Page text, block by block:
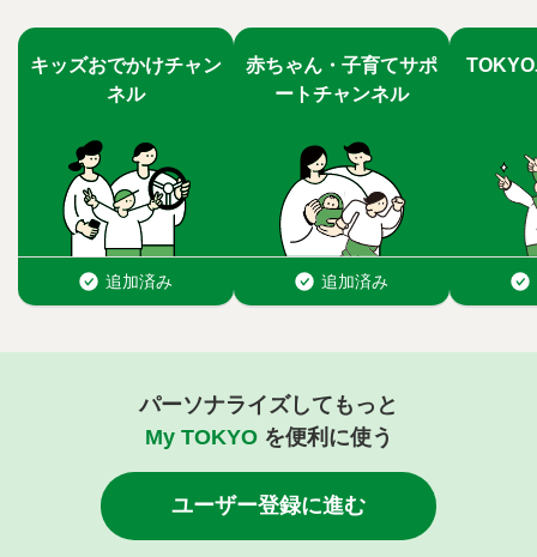
パーソナライズしてもっと
My TOKYOを便利に使う
ユーザー登録に進む